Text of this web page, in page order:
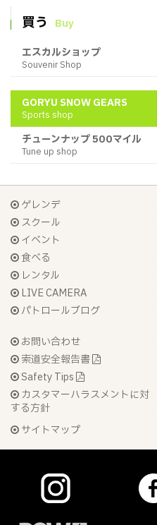
買う
Buy
エスカルショップ
Souvenir Shop
GORYU SNOW GEARS
Sports shop
チューンナップ 500マイル
Tune up shop
ゲレンデ
スクール
イベント
食べる
レンタル
LIVE CAMERA
パトロールブログ
お問い合わせ
索道安全報告書
Safety Tips
カスタマーハラスメントに対
する方針
サイトマップ